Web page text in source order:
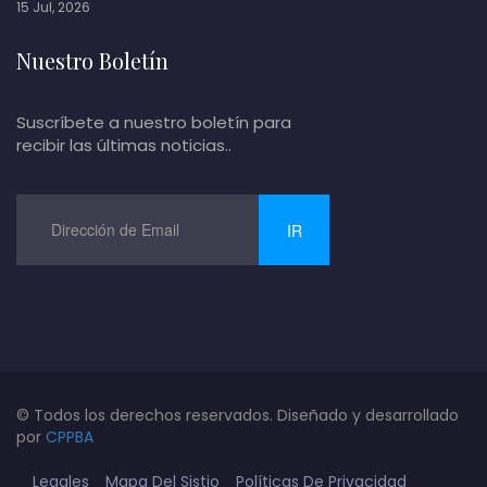
15 Jul, 2026
Nuestro Boletín
Suscríbete a nuestro boletín para
recibir las últimas noticias..
IR
© Todos los derechos reservados. Diseñado y desarrollado
por CPPBA
Legales Mapa Del Sistio Políticas De Privacidad